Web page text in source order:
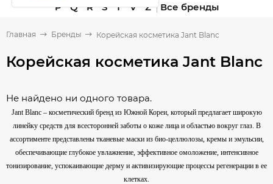
P
Q R S T V Z
Главная Бренды Корейская косметика Jant Blanc
Корейская косметика Jant Blanc
Не найдено ни одного товара.
Jant Blanc – косметический бренд из Южной Кореи, который предлагает широкую
линейку средств для всесторонней заботы о коже лица и областью вокруг глаз. В
ассортименте представлены тканевые маски из био-целлюлозы, кремы и эмульсии,
обеспечивающие глубокое увлажнение, эффективное омоложение, интенсивное
тонизирование, успокаивающие дерму и активизирующие процессы регенерации в ее
клетках.